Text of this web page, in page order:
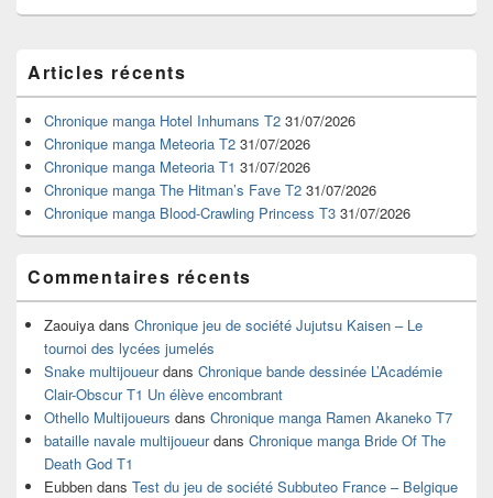
principale
de
widget
pour
barre
latérale
Articles récents
Chronique manga Hotel Inhumans T2 31/07/2026
Chronique manga Meteoria T2 31/07/2026
Chronique manga Meteoria T1 31/07/2026
Chronique manga The Hitman’s Fave T2 31/07/2026
Chronique manga Blood-Crawling Princess T3 31/07/2026
Commentaires récents
Zaouiya dans Chronique jeu de société Jujutsu Kaisen – Le
tournoi des lycées jumelés
Snake multijoueurdans Chronique bande dessinée L’Académie
Clair-Obscur T1 Un élève encombrant
Othello Multijoueurs dans Chronique manga Ramen Akaneko T7
bataille navale multijoueurdans Chronique manga Bride Of The
Death God T1
Eubben dans Test du jeu de société Subbuteo France – Belgique